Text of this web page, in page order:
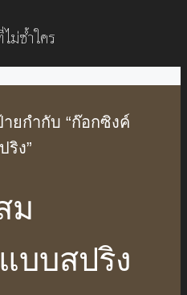
ม่ซ้ำใคร
ยกำกับ “ก๊อกซิงค์
ริง”
ม
บบสปริง